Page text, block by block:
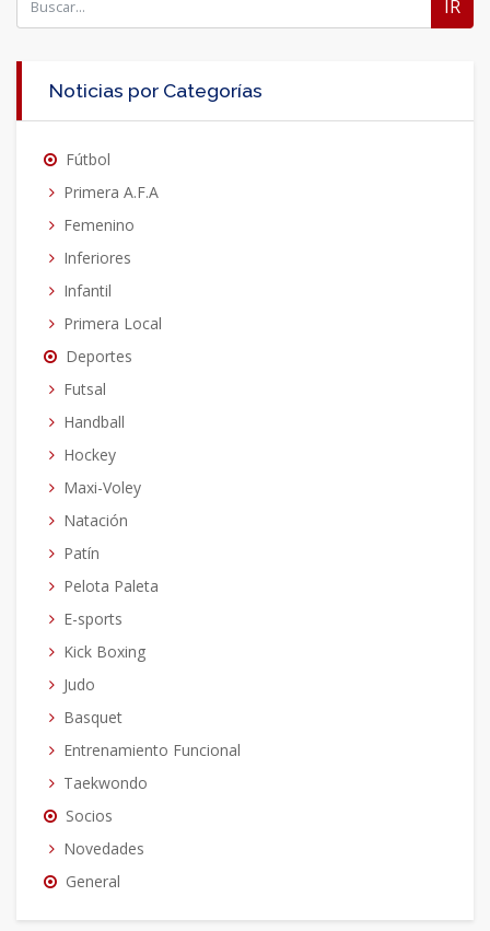
IR
Noticias por Categorías
Fútbol
Primera A.F.A
Femenino
Inferiores
Infantil
Primera Local
Deportes
Futsal
Handball
Hockey
Maxi-Voley
Natación
Patín
Pelota Paleta
E-sports
Kick Boxing
Judo
Basquet
Entrenamiento Funcional
Taekwondo
Socios
Novedades
General